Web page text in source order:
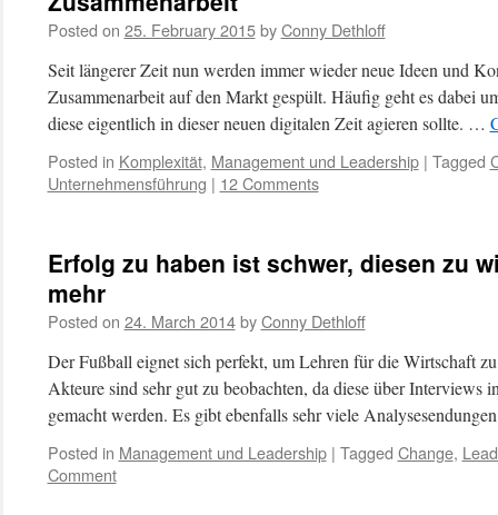
Posted on 25. February 2015 by Conny Dethloff
Seit längerer Zeit nun werden immer wieder neue Ideen und
Zusammenarbeit auf den Markt gespült. Häufig geht es dabei
diese eigentlich in dieser neuen digitalen Zeit agieren sollte. …
Posted in Komplexität, Management und Leadership | Tagged
Unternehmensführung | 12 Comments
Erfolg zu haben ist schwer, diesen zu
mehr
Posted on 24. March 2014 by Conny Dethloff
Der Fußball eignet sich perfekt, um Lehren für die Wirtschaft
Akteure sind sehr gut zu beobachten, da diese über Interviews
gemacht werden. Es gibt ebenfalls sehr viele
Posted in Management und Leadership | Tagged Change,
Comment